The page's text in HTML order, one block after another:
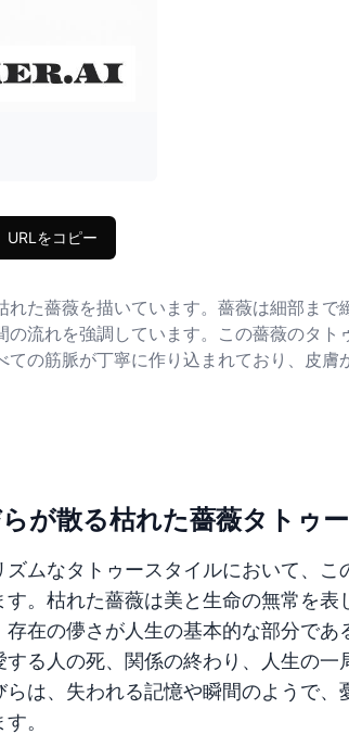
URLをコピー
た薔薇を描いています。薔薇は細部ま
流れを強調しています。この薔薇のタ
の筋脈が丁寧に作り込まれており、皮
が散る枯れた薔薇タトゥ
ズムなタトゥースタイルにおいて、
す。枯れた薔薇は美と生命の無常を
存在の儚さが人生の基本的な部分で
する人の死、関係の終わり、人生の
らは、失われる記憶や瞬間のようで
。